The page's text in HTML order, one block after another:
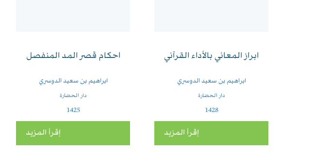
ابراز المعاني بالأداء القرآني
ابراهيم بن سعيد الدوسري
دار الحضارة
1428
إقرأ المزيد
احكام قصر المد المنفصل
ابراهيم بن سعيد الدوسري
دار الحضارة
1425
إقرأ المزيد